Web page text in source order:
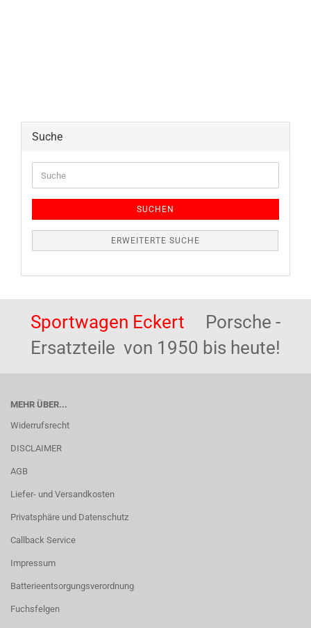
Suche
SUCHEN
ERWEITERTE SUCHE
Sportwagen Eckert Porsche -
Ersatzteile von 1950 bis heute!
MEHR ÜBER...
Widerrufsrecht
DISCLAIMER
AGB
Liefer- und Versandkosten
Privatsphäre und Datenschutz
Callback Service
Impressum
Batterieentsorgungsverordnung
Fuchsfelgen